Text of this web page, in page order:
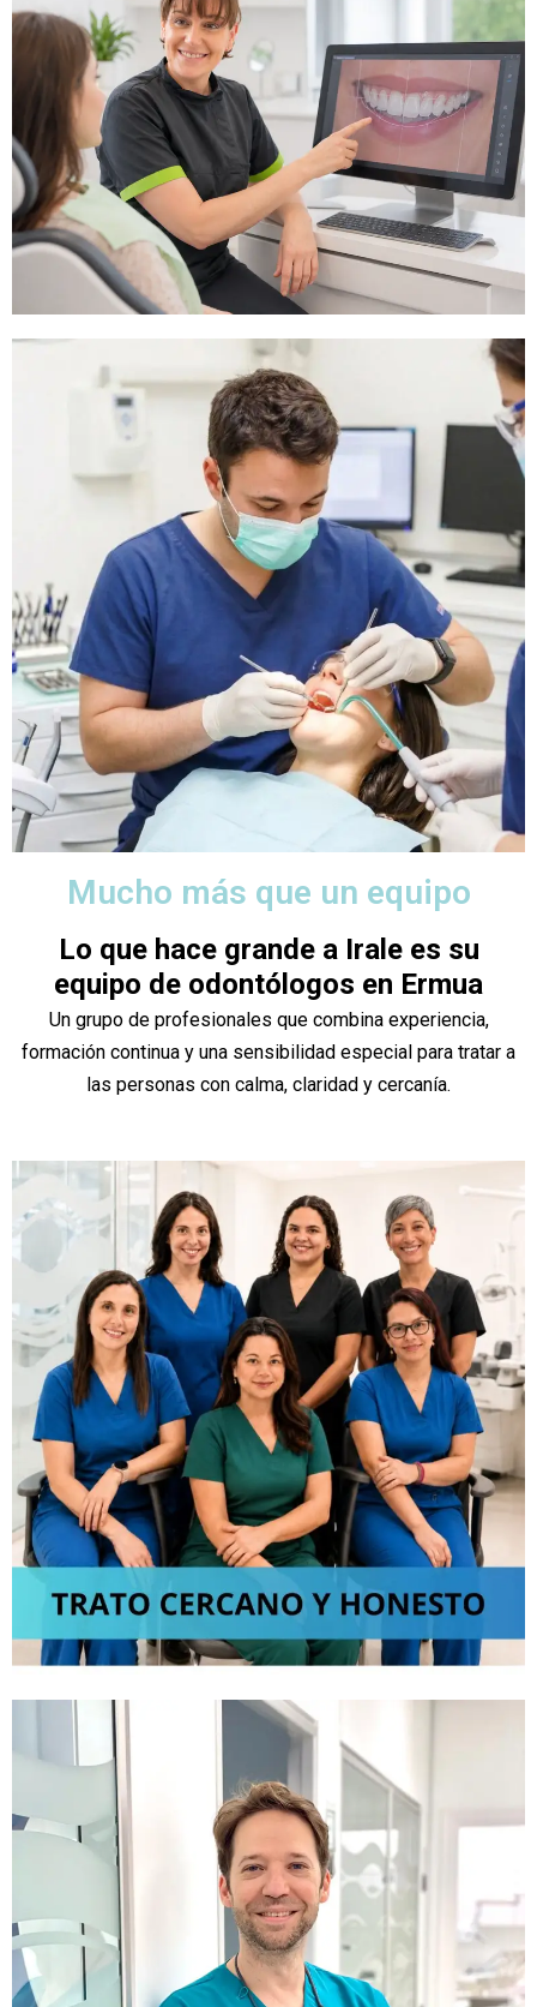
Mucho más que un equipo
Lo que hace grande a Irale es su
equipo de odontólogos en Ermua
Un grupo de profesionales que combina experiencia,
formación continua y una sensibilidad especial para tratar a
las personas con calma, claridad y cercanía.